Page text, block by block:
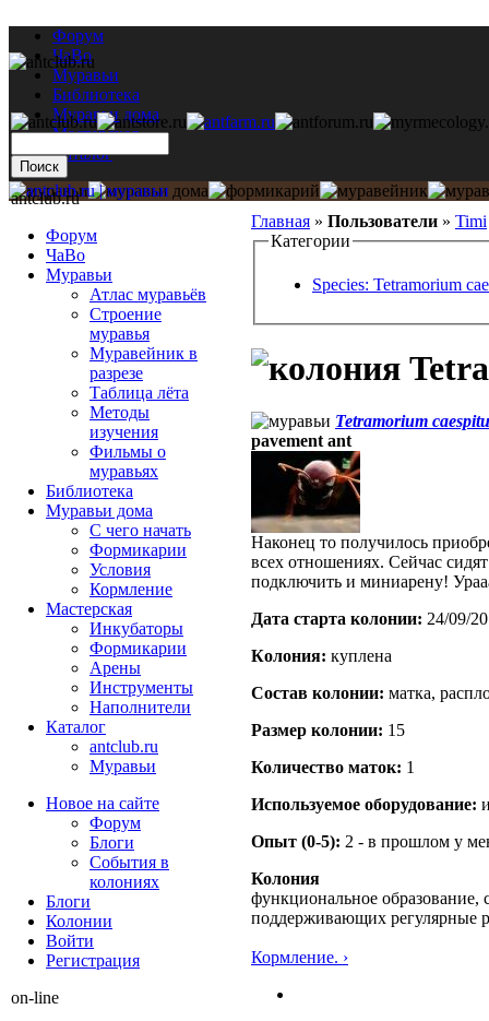
Форум
ЧаВо
Муравьи
Библиотека
Муравьи дома
Мастерская
Каталог
Главная » Пользователи » Timi
Категории
Species: Tetramorium
Tetramorium
pavement ant
Наконец то получилось
всех отношениях. Сейчас
подключить и миниарену!
Дата старта кoлонии: 24/09/
Кoлония: куплена
Состав кoлонии: матка,
Размер кoлонии: 15
Количество маток: 1
Используемое оборудование:
Опыт (0-5): 2 - в прошлом у
Колония
функциональное образование,
поддерживающих регулярные
Кормление. ›
antclub.ru
Форум
ЧаВо
Муравьи
Атлас муравьёв
Строение
муравья
Муравейник в
разрезе
Таблица лёта
Методы
изучения
Фильмы о
муравьях
Библиотека
Муравьи дома
С чего начать
Формикарии
Условия
Кормление
Мастерская
Инкубаторы
Формикарии
Арены
Инструменты
Наполнители
Каталог
antclub.ru
Муравьи
Новое на сайте
Форум
Блоги
События в
колониях
Блоги
Колонии
Войти
Peгиcтpaция
on-line